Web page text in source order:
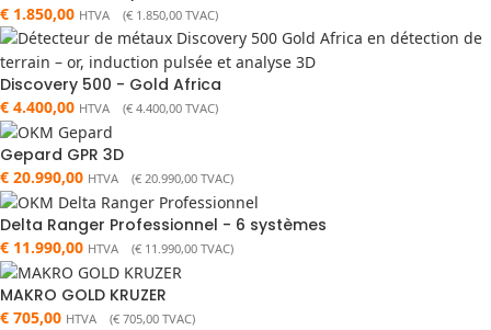
€ 1.850,00 HTVA (€ 1.850,00 TVAC)
Discovery 500 - Gold Africa
€ 4.400,00 HTVA (€ 4.400,00 TVAC)
Gepard GPR 3D
€ 20.990,00 HTVA (€ 20.990,00 TVAC)
Delta Ranger Professionnel - 6 systèmes
€ 11.990,00 HTVA (€ 11.990,00 TVAC)
MAKRO GOLD KRUZER
€ 705,00 HTVA (€ 705,00 TVAC)